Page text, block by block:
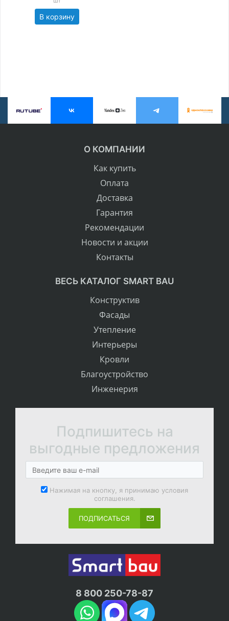
В корзину
О КОМПАНИИ
Как купить
Оплата
Доставка
Гарантия
Рекомендации
Новости и акции
Контакты
ВЕСЬ КАТАЛОГ SMART BAU
Конструктив
Фасады
Утепление
Интерьеры
Кровли
Благоустройство
Инженерия
Подпишитесь на
выгодные предложения
Нажимая на кнопку, я принимаю условия
соглашения.
ПОДПИСАТЬСЯ
8 800 250-78-87